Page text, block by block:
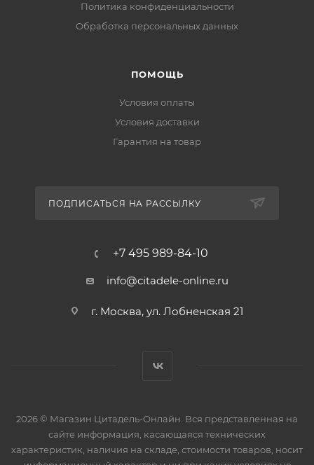
Политика конфиденциальности
Обработка персональных данных
ПОМОЩЬ
Условия оплаты
Условия доставки
Гарантия на товар
ПОДПИСАТЬСЯ НА РАССЫЛКУ
+7 495 989-84-10
info@citadele-online.ru
г. Москва, ул. Лобненская 21
2026 © Магазин Цитадель-Онлайн. Вся представленная на
сайте информация, касающаяся технических
характеристик, наличия на складе, стоимости товаров, носит